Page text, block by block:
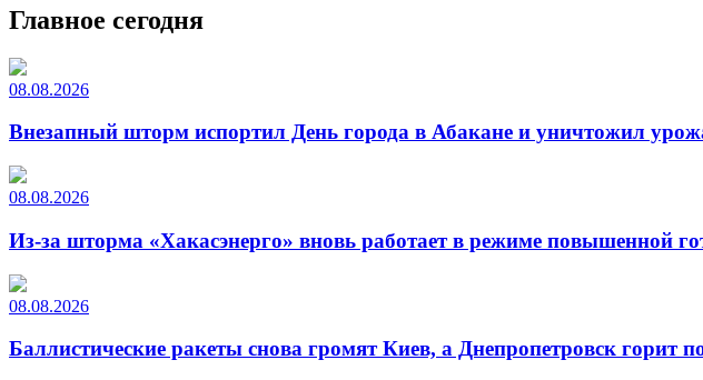
Главное сегодня
08.08.2026
Внезапный шторм испортил День города в Абакане и уничтожил
08.08.2026
Из-за шторма «Хакасэнерго» вновь работает в режиме повышенной
08.08.2026
Баллистические ракеты снова громят Киев, а Днепропетровск горит